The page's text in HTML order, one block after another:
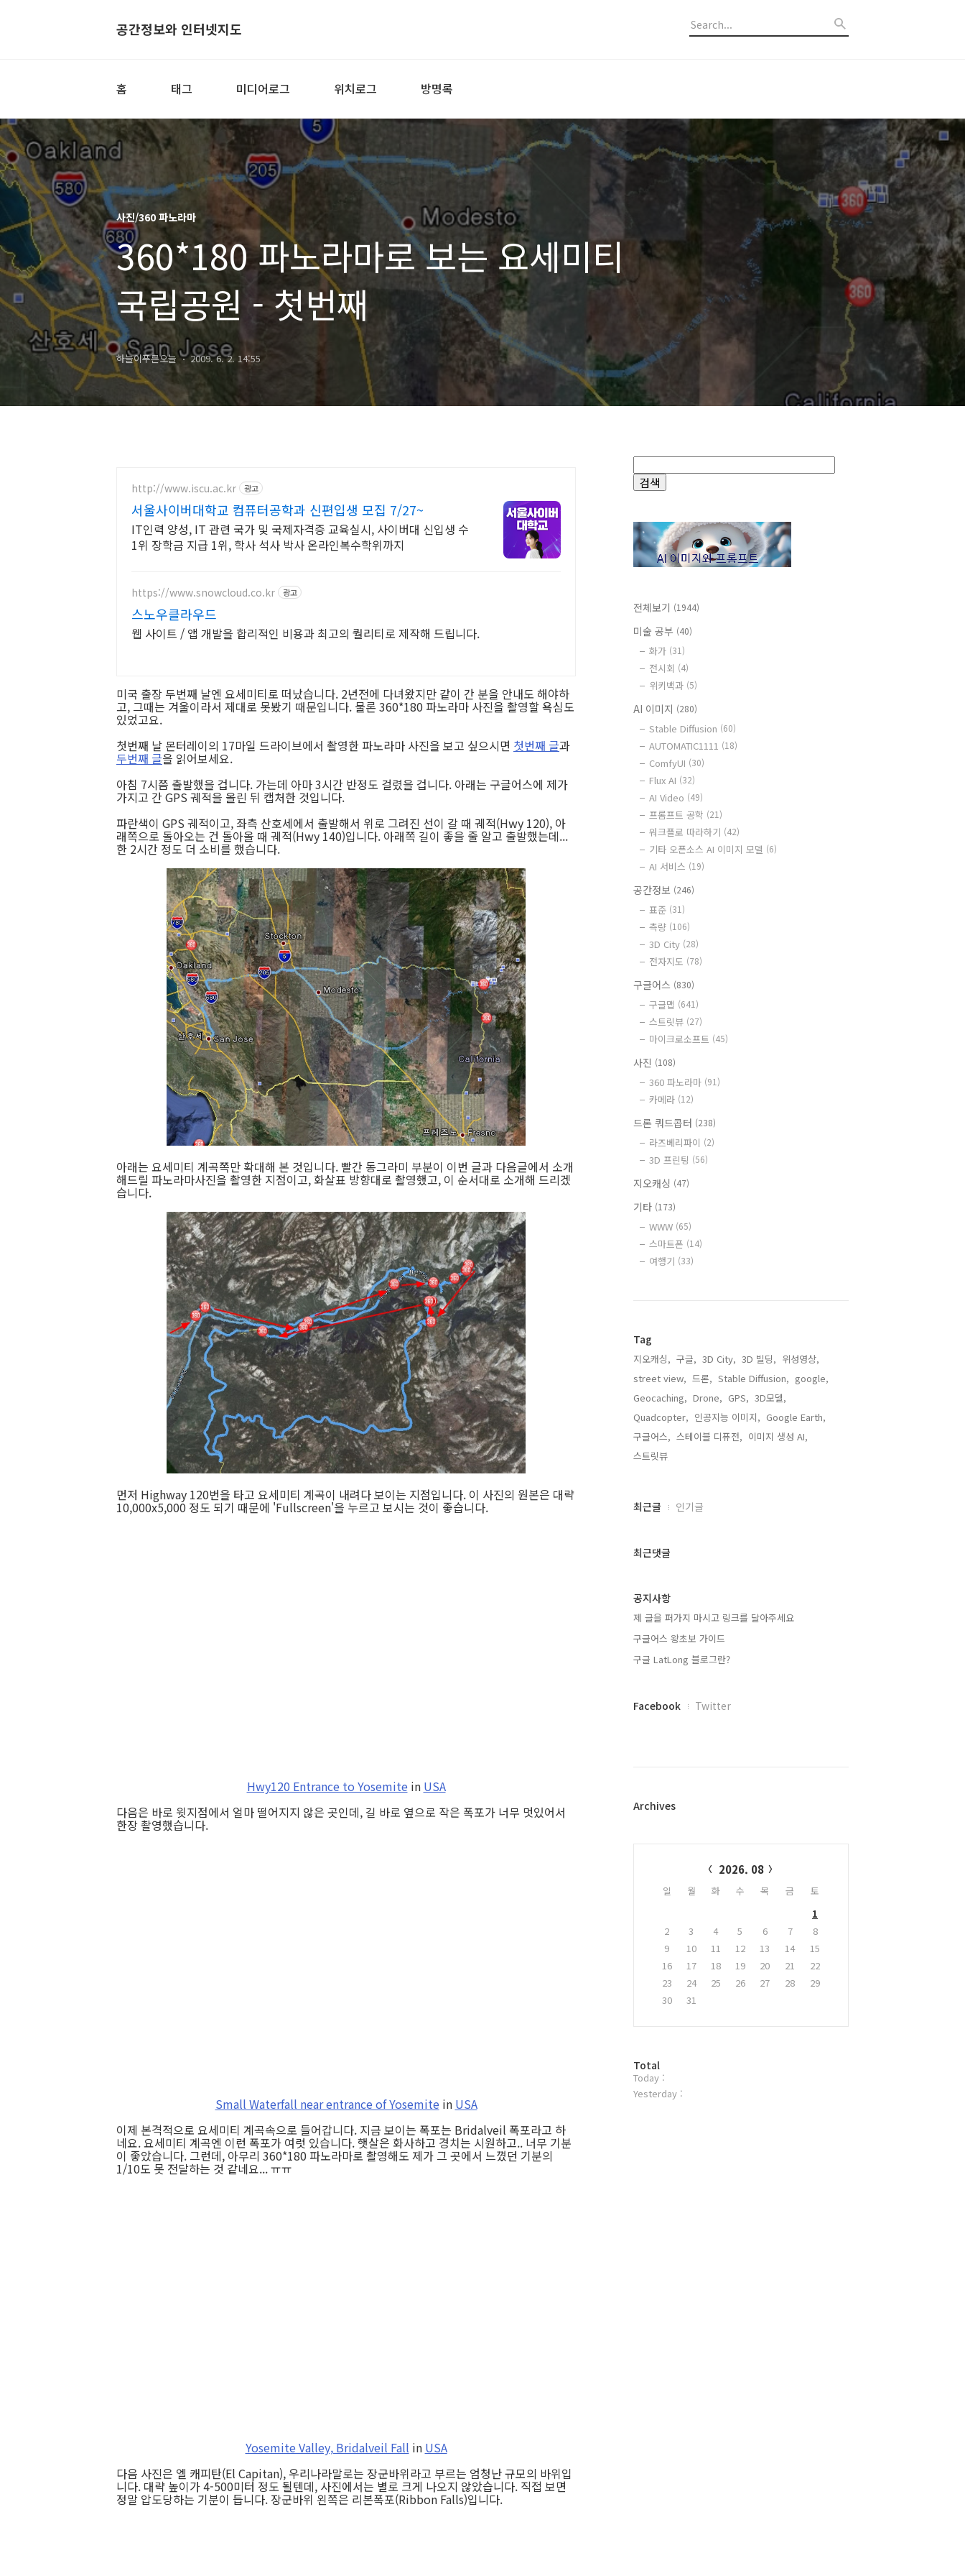
공간정보와 인터넷지도
홈 태그 미디어로그 위치로그 방명록
사진/360 파노라마
360*180 파노라마로 보는 요세미티
국립공원 - 첫번째
하늘이푸른오늘 2009. 6. 2. 14:55
http://www.iscu.ac.kr 광고
서울사이버대학교 컴퓨터공학과 신편입생 모집 7/27~
IT인력 양성, IT 관련 국가 및 국제자격증 교육실시, 사이버대 신입생 수
1위 장학금 지급 1위, 학사 석사 박사 온라인복수학위까지
https://www.snowcloud.co.kr 광고
스노우클라우드
웹 사이트 / 앱 개발을 합리적인 비용과 최고의 퀄리티로 제작해 드립니다.
미국 출장 두번째 날엔 요세미티로 떠났습니다. 2년전에 다녀왔지만 같이 간 분을 안내도 해야하
고, 그때는 겨울이라서 제대로 못봤기 때문입니다. 물론 360*180 파노라마 사진을 촬영할 욕심도
있었고요.
첫번째 날 몬터레이의 17마일 드라이브에서 촬영한 파노라마 사진을 보고 싶으시면 첫번째 글과
두번째 글을 읽어보세요.
아침 7시쯤 출발했을 겁니다. 가는데 아마 3시간 반정도 걸렸을 겁니다. 아래는 구글어스에 제가
가지고 간 GPS 궤적을 올린 뒤 캡처한 것입니다.
파란색이 GPS 궤적이고, 좌측 산호세에서 출발해서 위로 그려진 선이 갈 때 궤적(Hwy 120), 아
래쪽으로 돌아오는 건 돌아올 때 궤적(Hwy 140)입니다. 아래쪽 길이 좋을 줄 알고 출발했는데...
한 2시간 정도 더 소비를 했습니다.
아래는 요세미티 계곡쪽만 확대해 본 것입니다. 빨간 동그라미 부분이 이번 글과 다음글에서 소개
해드릴 파노라마사진을 촬영한 지점이고, 화살표 방향대로 촬영했고, 이 순서대로 소개해 드리겠
습니다.
먼저 Highway 120번을 타고 요세미티 계곡이 내려다 보이는 지점입니다. 이 사진의 원본은 대략
10,000x5,000 정도 되기 때문에 'Fullscreen'을 누르고 보시는 것이 좋습니다.
Hwy120 Entrance to Yosemitein USA
다음은 바로 윗지점에서 얼마 떨어지지 않은 곳인데, 길 바로 옆으로 작은 폭포가 너무 멋있어서
한장 촬영했습니다.
Small Waterfall near entrance of Yosemitein USA
이제 본격적으로 요세미티 계곡속으로 들어갑니다. 지금 보이는 폭포는 Bridalveil 폭포라고 하
네요. 요세미티 계곡엔 이런 폭포가 여럿 있습니다. 햇살은 화사하고 경치는 시원하고.. 너무 기분
이 좋았습니다. 그런데, 아무리 360*180 파노라마로 촬영해도 제가 그 곳에서 느꼈던 기분의
1/10도 못 전달하는 것 같네요... ㅠㅠ
Yosemite Valley, Bridalveil Fall in USA
다음 사진은 엘 캐피탄(El Capitan), 우리나라말로는 장군바위라고 부르는 엄청난 규모의 바위입
니다. 대략 높이가 4-500미터 정도 될텐데, 사진에서는 별로 크게 나오지 않았습니다. 직접 보면
정말 압도당하는 기분이 듭니다. 장군바위 왼쪽은 리본폭포(Ribbon Falls)입니다.
전체보기 (1944)
미술 공부 (40)
화가 (31)
전시회 (4)
위키백과 (5)
AI 이미지 (280)
Stable Diffusion (60)
AUTOMATIC1111 (18)
ComfyUI (30)
Flux AI (32)
AI Video (49)
프롬프트 공학 (21)
워크플로 따라하기 (42)
기타 오픈소스 AI 이미지 모델 (6)
AI 서비스 (19)
공간정보 (246)
표준 (31)
측량 (106)
3D City (28)
전자지도 (78)
구글어스 (830)
구글맵 (641)
스트릿뷰 (27)
마이크로소프트 (45)
사진 (108)
360 파노라마 (91)
카메라 (12)
드론 쿼드콥터 (238)
라즈베리파이 (2)
3D 프린팅 (56)
지오캐싱 (47)
기타 (173)
WWW (65)
스마트폰 (14)
여행기 (33)
Tag
지오캐싱, 구글, 3D City, 3D 빌딩, 위성영상,
street view, 드론, Stable Diffusion, google,
Geocaching, Drone, GPS, 3D모델,
Quadcopter, 인공지능 이미지, Google Earth,
구글어스, 스테이블 디퓨전, 이미지 생성 AI,
스트릿뷰,
최
과
글
최근글 인기글
최근댓글
공지사항
제 글을 퍼가지 마시고 링크를 달아주세요
구글어스 왕초보 가이드
구글 LatLong 블로그란?
페
플
Facebook Twitter
Archives
2026. 08
일 월 화 수 목 금
토
1
2
3 4 5 6 7
8
9
10 11 12 13 14
15
16
17 18 19 20 21
22
23
24 25 26 27 28
29
30
31
방
문
자
Total
Today :
Yesterday :